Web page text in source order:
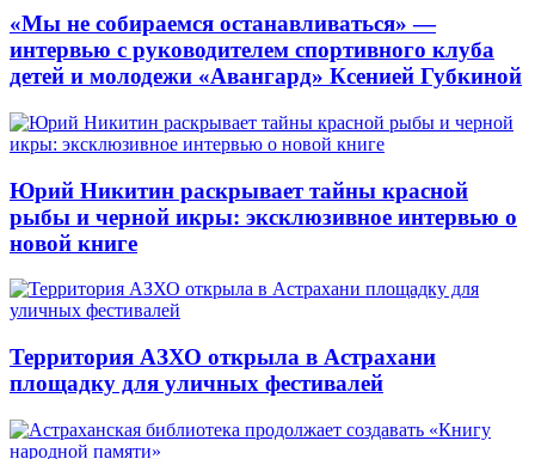
«Мы не собираемся останавливаться» —
интервью с руководителем спортивного клуба
детей и молодежи «Авангард» Ксенией Губкиной
Юрий Никитин раскрывает тайны красной
рыбы и черной икры: эксклюзивное интервью о
новой книге
Территория АЗХО открыла в Астрахани
площадку для уличных фестивалей